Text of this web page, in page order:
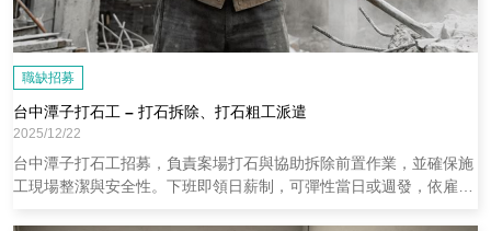
職缺招募
台中潭子打石工 – 打石拆除、打石粗工派遣
2025/12/22
台中潭子打石工招募，負責案場打石與協助拆除前置作業，並確保施
工現場整潔與安全性。下班即領日薪制，可彈性當日或週發，依雇主